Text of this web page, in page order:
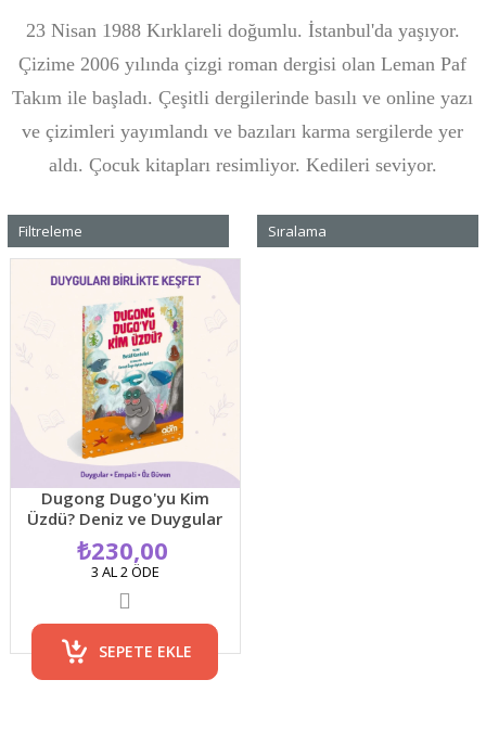
23 Nisan 1988 Kırklareli doğumlu. İstanbul'da yaşıyor.
Çizime 2006 yılında çizgi roman dergisi olan Leman Paf
Takım ile başladı. Çeşitli dergilerinde basılı ve online yazı
ve çizimleri yayımlandı ve bazıları karma sergilerde yer
aldı. Çocuk kitapları resimliyor. Kedileri seviyor.
Filtreleme Sıralama
Dugong Dugo'yu Kim
Üzdü? Deniz ve Duygular
Temalı Resimli Çocuk Kitabı
₺230,00
SEPETE EKLE
3 AL 2 ÖDE